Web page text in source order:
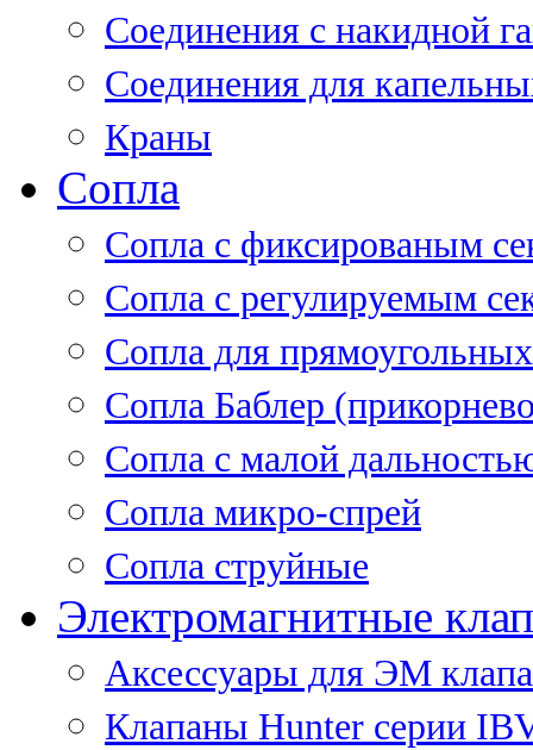
Соединения с накидной
Соединения для
Краны
Сопла
Cопла с фиксированым
Сопла с регулируемым
Сопла для
Сопла Баблер
Сопла с малой
Сопла микро-спрей
Сопла струйные
Электромагнитные
Аксессуары для ЭМ
Клапаны Hunter серии